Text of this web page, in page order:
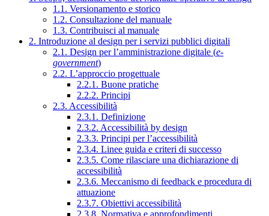
1.1. Versionamento e storico
1.2. Consultazione del manuale
1.3. Contribuisci al manuale
2. Introduzione al design per i servizi pubblici digitali
2.1. Design per l’amministrazione digitale (e-
government)
2.2. L’approccio progettuale
2.2.1. Buone pratiche
2.2.2. Principi
2.3. Accessibilità
2.3.1. Definizione
2.3.2. Accessibilità by design
2.3.3. Principi per l’accessibilità
2.3.4. Linee guida e criteri di successo
2.3.5. Come rilasciare una dichiarazione di
accessibilità
2.3.6. Meccanismo di feedback e procedura di
attuazione
2.3.7. Obiettivi accessibilità
2.3.8. Normativa e approfondimenti